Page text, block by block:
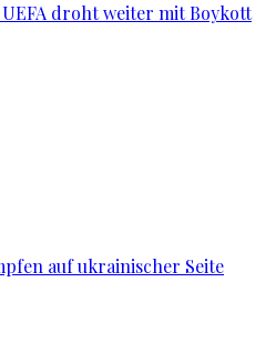
droht weiter mit Boykott
auf ukrainischer Seite